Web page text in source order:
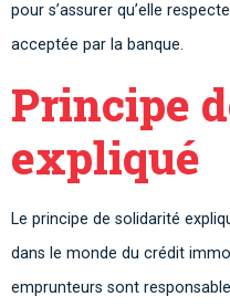
pour s’assurer qu’elle
acceptée par la banque.
Principe
expliqué
Le principe de solidarité
dans le monde du crédit
emprunteurs sont